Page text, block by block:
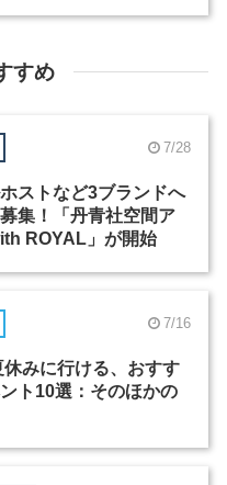
すめ
7/28
ストなど3ブランドへ
集！「丹青社空間ア
ROYAL」が開始
7/16
みに行ける、おすす
ト10選：そのほかの